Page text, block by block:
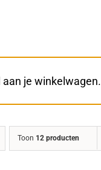
aan je winkelwagen.
Toon 12 producten